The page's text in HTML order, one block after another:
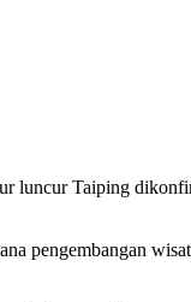
luncur Taiping
pengembangan